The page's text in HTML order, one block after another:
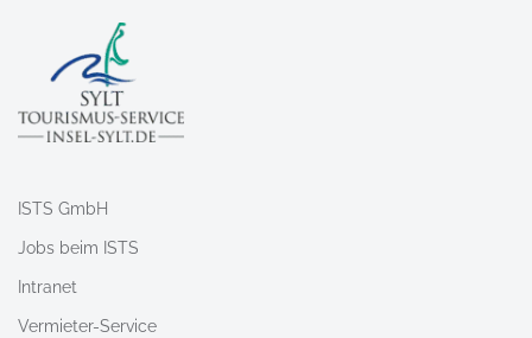
ISTS GmbH
Jobs beim ISTS
Intranet
Vermieter-Service